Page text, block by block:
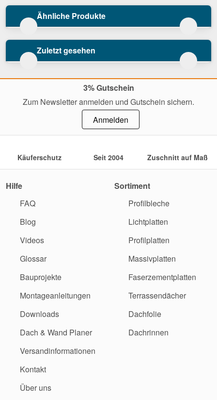
Ähnliche Produkte
Zuletzt gesehen
3% Gutschein
Zum Newsletter anmelden und Gutschein sichern.
Anmelden
Käuferschutz Seit 2004 Zuschnitt auf Maß
Hilfe
FAQ
Blog
Videos
Glossar
Bauprojekte
Montageanleitungen
Downloads
Dach & Wand Planer
Versandinformationen
Kontakt
Über uns
Sortiment
Profilbleche
Lichtplatten
Profilplatten
Massivplatten
Faserzementplatten
Terrassendächer
Dachfolie
Dachrinnen